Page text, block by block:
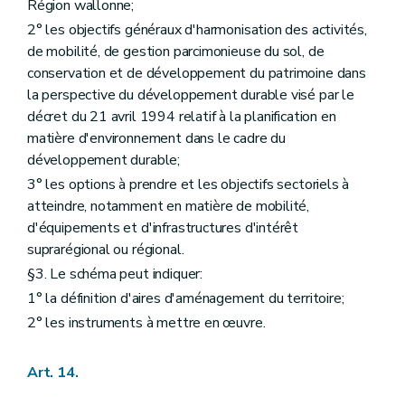
Art. 256/2
Art. 256/3
Art. 256/4
Art. 256/5
Chapitre premierquinquies
De l'octroi de subventions aux communes pour l'engagement ou le maintien de l'engagement d'un ou plusieurs conseillers en aménagement du territoire et en environnement
Art. 257/1
Art. 257/2
Art. 257/3
Art. 257/4
Art. 257/5
Art. 257/6
Chapitre II (Du fonctionnaire délégué pour l'application des articles 17, §2, alinéa 4, et 52, §2, alinéa 1
Art. 259/3
Chapitre III De l'exécution de l'article 34, alinéa 2
Art. 260
Art. 261
Chapitre IV Des actes et travaux dispensés du permis d'urbanisme, de l'avis conforme du fonctionnaire délégué ou du concours d'un architecte
Art. 262
Art. 263
Chapitre IV
Région wallonne;
2° les objectifs généraux d'harmonisation des activités,
de mobilité, de gestion parcimonieuse du sol, de
conservation et de développement du patrimoine dans
la perspective du développement durable visé par le
décret du 21 avril 1994 relatif à la planification en
matière d'environnement dans le cadre du
développement durable;
3° les options à prendre et les objectifs sectoriels à
atteindre, notamment en matière de mobilité,
d'équipements et d'infrastructures d'intérêt
suprarégional ou régional.
§3. Le schéma peut indiquer:
1° la définition d'aires d'aménagement du territoire;
2° les instruments à mettre en œuvre.
Art. 14.